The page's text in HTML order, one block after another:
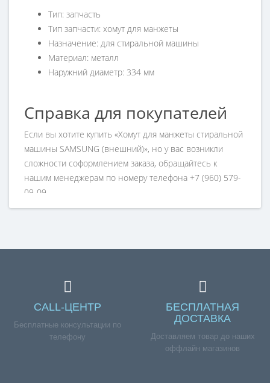
Тип: запчасть
Тип запчасти: хомут для манжеты
Назначение: для стиральной машины
Материал: металл
Наружний диаметр: 334 мм
Справка для покупателей
Если вы хотите купить «Хомут для манжеты стиральной
машины SAMSUNG (внешний)», но у вас возникли
сложности соформлением заказа, обращайтесь к
нашим менеджерам по номеру телефона +7 (960) 579-
09-09.
CALL-ЦЕНТР
Бесплатные консультации по
телефону
БЕСПЛАТНАЯ
ДОСТАВКА
Доставляем товар до наших
оффлайн магазинов